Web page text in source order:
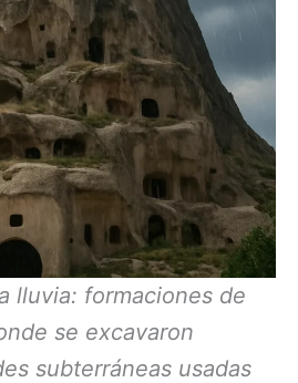
lluvia: formaciones de
se excavaron
subterráneas usadas